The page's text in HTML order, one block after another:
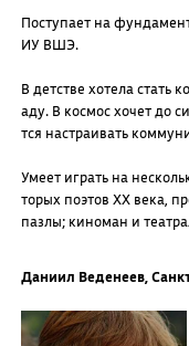
Поступает на
ИУ ВШЭ.
В детстве хотела стать
аду. В космос хочет до
тся настраивать
Умеет играть на
торых поэтов XX века,
пазлы; киноман и
Даниил Веденеев,